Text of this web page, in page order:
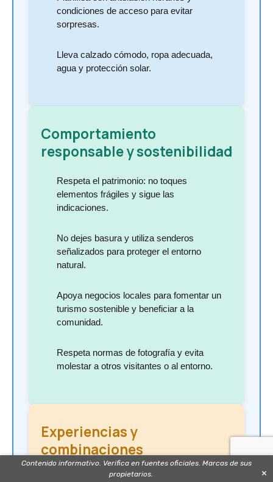
condiciones de acceso para evitar
sorpresas.
Lleva calzado cómodo, ropa adecuada,
agua y protección solar.
Comportamiento
responsable y sostenibilidad
Respeta el patrimonio: no toques
elementos frágiles y sigue las
indicaciones.
No dejes basura y utiliza senderos
señalizados para proteger el entorno
natural.
Apoya negocios locales para fomentar un
turismo sostenible y beneficiar a la
comunidad.
Respeta normas de fotografía y evita
molestar a otros visitantes o al entorno.
Experiencias y
combinaciones
recomendadas
Contenido informativo. Verifica en fuentes oficiales. Marcas de sus
propietarios.
×